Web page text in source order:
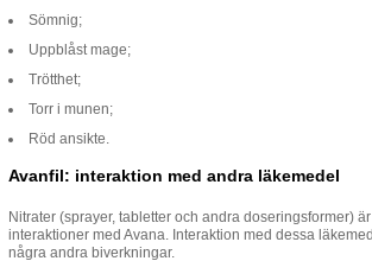
Sömnig;
Uppblåst mage;
Trötthet;
Torr i munen;
Röd ansikte.
Avanfil: interaktion med andra läkemedel
Nitrater (sprayer, tabletter och andra doseringsformer)
interaktioner med Avana. Interaktion med dessa
några andra biverkningar.